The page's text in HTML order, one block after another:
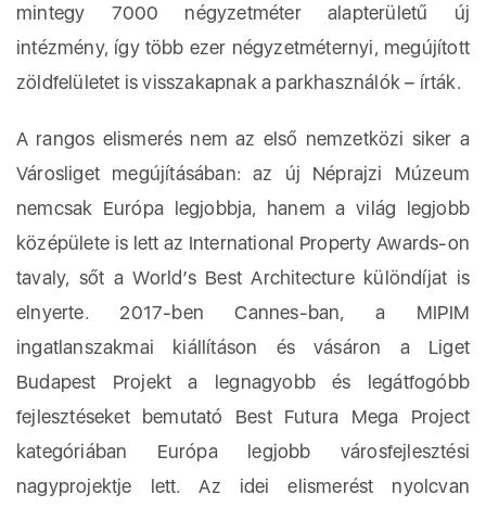
mintegy 7000 négyzetméter alapterületű új
intézmény, így több ezer négyzetméternyi, megújított
zöldfelületet is visszakapnak a parkhasználók – írták.
A rangos elismerés nem az első nemzetközi siker a
Városliget megújításában: az új Néprajzi Múzeum
nemcsak Európa legjobbja, hanem a világ legjobb
középülete is lett az International Property Awards-on
tavaly, sőt a World’s Best Architecture különdíjat is
elnyerte. 2017-ben Cannes-ban, a MIPIM
ingatlanszakmai kiállításon és vásáron a Liget
Budapest Projekt a legnagyobb és legátfogóbb
fejlesztéseket bemutató Best Futura Mega Project
kategóriában Európa legjobb városfejlesztési
nagyprojektje lett. Az idei elismerést nyolcvan